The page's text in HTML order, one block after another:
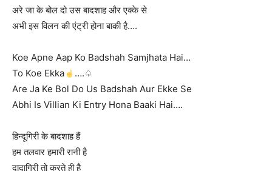
अरे जा के बोल दो उस बादशाह और एक्के से
अभी इस विलन की एंट्री होना बाकी है….
Koe Apne Aap Ko Badshah Samjhata Hai…
To Koe Ekka
….♤
Are Ja Ke Bol Do Us Badshah Aur Ekke Se
Abhi Is Villian Ki Entry Hona Baaki Hai….
हिन्दूगिरी के बादशाह हैं
हम तलवार हमारी रानी है
दादागिरी तो करते ही है